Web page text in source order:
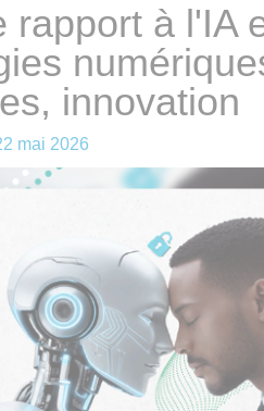
rapport à l'IA
innovation
mai 2026